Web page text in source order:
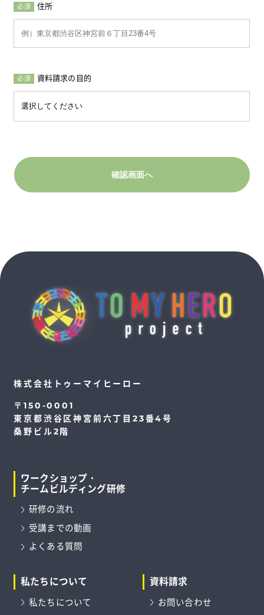
必須 住所
必須 資料請求の目的
確認画面へ
株式会社トゥーマイヒーロー
〒150-0001
東京都渋谷区神宮前六丁目23番4号
桑野ビル2階
ワークショップ・
チームビルディング研修
研修の流れ
受講までの動画
よくある質問
私たちについて
私たちについて
資料請求
お問い合わせ